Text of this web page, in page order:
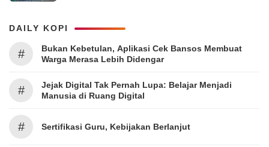
DAILY KOPI
#
Bukan Kebetulan, Aplikasi Cek Bansos Membuat
Warga Merasa Lebih Didengar
#
Jejak Digital Tak Pernah Lupa: Belajar Menjadi
Manusia di Ruang Digital
# Sertifikasi Guru, Kebijakan Berlanjut